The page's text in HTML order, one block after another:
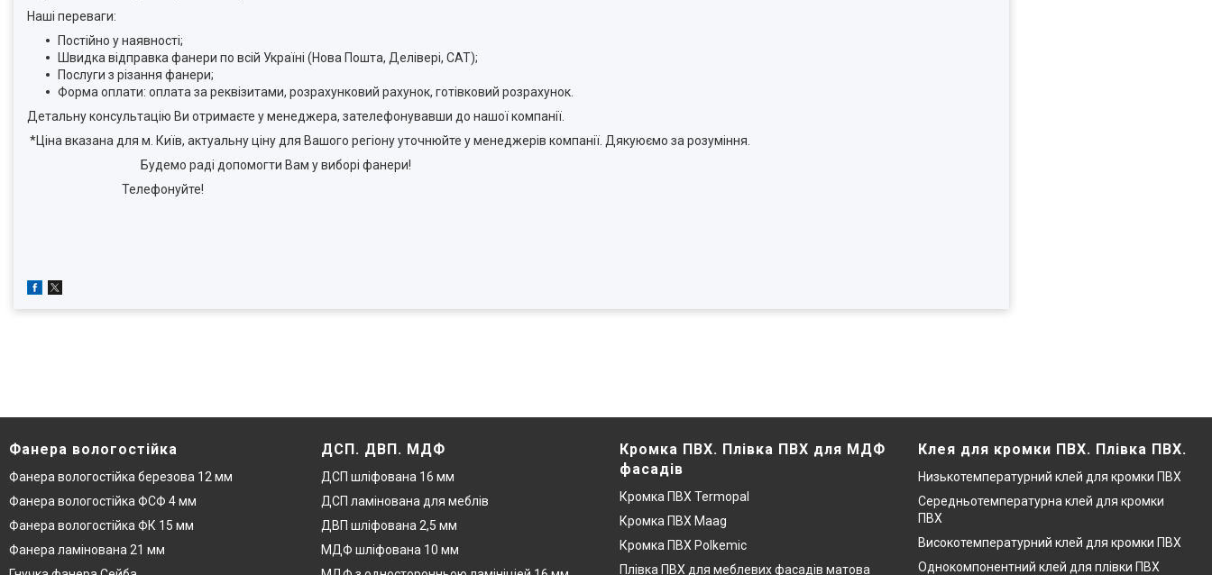
Наші переваги:
Постійно у наявності;
Швидка відправка фанери по всій Україні (Нова Пошта, Делівері, САТ);
Послуги з різання фанери;
Форма оплати: оплата за реквізитами, розрахунковий рахунок, готівковий розрахунок.
Детальну консультацію Ви отримаєте у менеджера, зателефонувавши до нашої компанії.
*Ціна вказана для м. Київ, актуальну ціну для Вашого регіону уточнюйте у менеджерів компанії. Дякуюємо за розуміння.
Будемо раді допомогти Вам у виборі фанери!
Телефонуйте!
Фанера вологостійка
Фанера вологостійка березова 12 мм
Фанера вологостійка ФСФ 4 мм
Фанера вологостійка ФК 15 мм
Фанера ламінована 21 мм
ДСП. ДВП. МДФ
ДСП шліфована 16 мм
ДСП ламінована для меблів
ДВП шліфована 2,5 мм
МДФ шліфована 10 мм
Кромка ПВХ. Плівка ПВХ для МДФ
фасадів
Кромка ПВХ Termopal
Кромка ПВХ Maag
Кромка ПВХ Polkemic
Плівка ПВХ для меблевих фасадів матова
Клея для кромки ПВХ. Плівка ПВХ.
Низькотемпературний клей для кромки ПВХ
Середньотемпературна клей для кромки
ПВХ
Високотемпературний клей для кромки ПВХ
Однокомпонентний клей для плівки ПВХ